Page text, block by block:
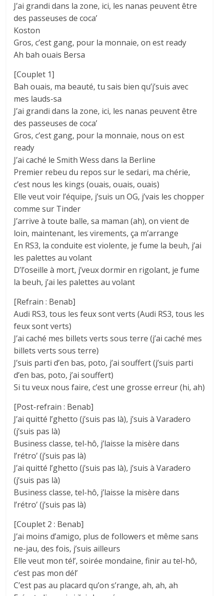
J’ai grandi dans la zone, ici, les nanas peuvent être
des passeuses de coca’
Koston
Gros, c’est gang, pour la monnaie, on est ready
Ah bah ouais Bersa
[Couplet 1]
Bah ouais, ma beauté, tu sais bien qu’j’suis avec
mes lauds-sa
J’ai grandi dans la zone, ici, les nanas peuvent être
des passeuses de coca’
Gros, c’est gang, pour la monnaie, nous on est
ready
J’ai caché le Smith Wess dans la Berline
Premier rebeu du repos sur le sedari, ma chérie,
c’est nous les kings (ouais, ouais, ouais)
Elle veut voir l’équipe, j’suis un OG, j’vais les chopper
comme sur Tinder
J’arrive à toute balle, sa maman (ah), on vient de
loin, maintenant, les virements, ça m’arrange
En RS3, la conduite est violente, je fume la beuh, j’ai
les palettes au volant
D’l’oseille à mort, j’veux dormir en rigolant, je fume
la beuh, j’ai les palettes au volant
[Refrain : Benab]
Audi RS3, tous les feux sont verts (Audi RS3, tous les
feux sont verts)
J’ai caché mes billets verts sous terre (j’ai caché mes
billets verts sous terre)
J’suis parti d’en bas, poto, j’ai souffert (j’suis parti
d’en bas, poto, j’ai souffert)
Si tu veux nous faire, c’est une grosse erreur (hi, ah)
[Post-refrain : Benab]
J’ai quitté l’ghetto (j’suis pas là), j’suis à Varadero
(j’suis pas là)
Business classe, tel-hô, j’laisse la misère dans
l’rétro’ (j’suis pas là)
J’ai quitté l’ghetto (j’suis pas là), j’suis à Varadero
(j’suis pas là)
Business classe, tel-hô, j’laisse la misère dans
l’rétro’ (j’suis pas là)
[Couplet 2 : Benab]
J’ai moins d’amigo, plus de followers et même sans
ne-jau, des fois, j’suis ailleurs
Elle veut mon tél’, soirée mondaine, finir au tel-hô,
c’est pas mon dél’
C’est pas au placard qu’on s’range, ah, ah, ah